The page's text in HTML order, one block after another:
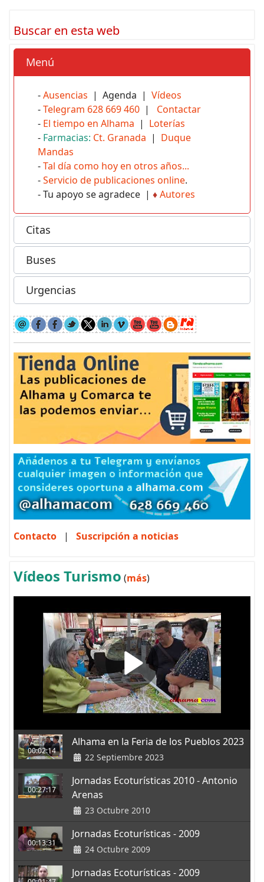
Buscar en esta web
Menú
-Ausencias | Agenda | Vídeos
-Telegram 628 669 460 | Contactar
- El tiempo en Alhama | Loterías
- Farmacias: Ct. Granada | Duque
Mandas
-Tal día como hoy en otros años...
-Servicio de publicaciones online.
- Tu apoyo se agradece | ♦Autores
Citas
Buses
Urgencias
Contacto | Suscripción a noticias
Vídeos Turismo (más)
00:02:14
Alhama en la Feria de los Pueblos 2023
22 Septiembre 2023
00:27:17
Jornadas Ecoturísticas 2010 - Antonio
Arenas
23 Octubre 2010
00:13:31
Jornadas Ecoturísticas - 2009
24 Octubre 2009
Jornadas Ecoturísticas - 2009